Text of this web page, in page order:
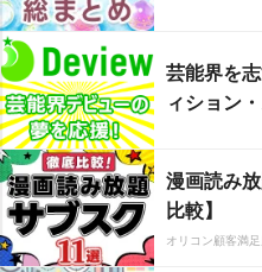
芸能界を
ィション
漫画読み
比較】
オリコン顧客満